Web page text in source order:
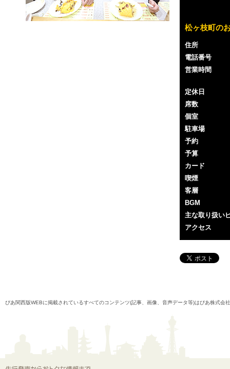
松ヶ枝町の
住所
電話番号
営業時間
定休日
席数
個室
駐車場
予約
予算
カード
喫煙
客層
BGM
主な取り扱い
アクセス
ぴあ関西版WEBに掲載されているすべてのコンテンツ(記事、画像、音声データ等)はぴあ株式会